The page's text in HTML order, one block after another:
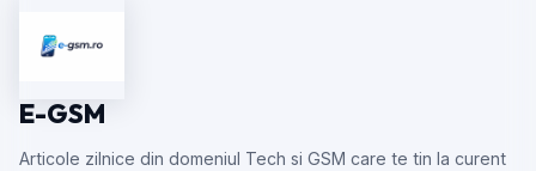
E-GSM
Articole zilnice din domeniul Tech si GSM care te tin la curent